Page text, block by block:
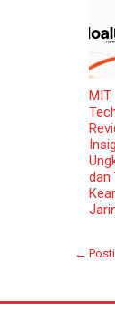
MIT
dan
←